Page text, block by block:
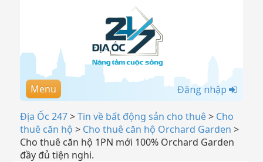
Menu Đăng nhập
Địa Ốc 247>Tin về bất động sản cho thuê> Cho
thuê căn hộ > Cho thuê căn hộ Orchard Garden >
Cho thuê căn hộ 1PN mới 100% Orchard Garden
đầy đủ tiện nghi.